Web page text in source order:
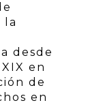
la
desde
en
de
en